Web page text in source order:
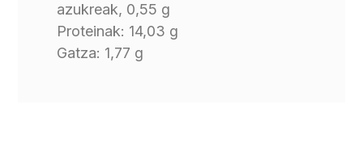
azukreak, 0,55 g
Proteinak: 14,03 g
Gatza: 1,77 g